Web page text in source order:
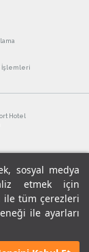
sosyal medya
etmek için
ile tüm çerezleri
ile ayarları
İşlemleri
Hotel